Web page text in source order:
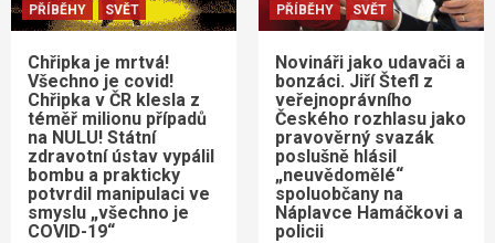
PŘÍBĚHY
SVĚT
Chřipka je mrtvá!
Všechno je covid!
Chřipka v ČR klesla z
téměř milionu případů
na NULU! Státní
zdravotní ústav vypálil
bombu a prakticky
potvrdil manipulaci ve
smyslu „všechno je
COVID-19“
PŘÍBĚHY
SVĚT
Novináři jako udavači a
bonzáci. Jiří Štefl z
veřejnoprávního
Českého rozhlasu jako
pravověrný svazák
poslušně hlásil
„neuvědomělé“
spoluobčany na
Náplavce Hamáčkovi a
policii